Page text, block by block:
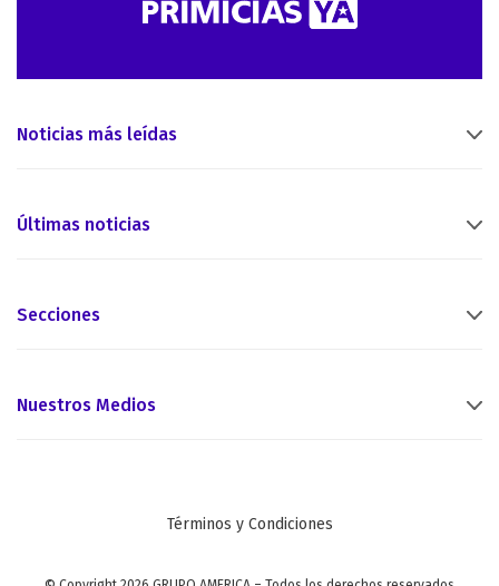
Noticias más leídas
Últimas noticias
Secciones
Nuestros Medios
Términos y Condiciones